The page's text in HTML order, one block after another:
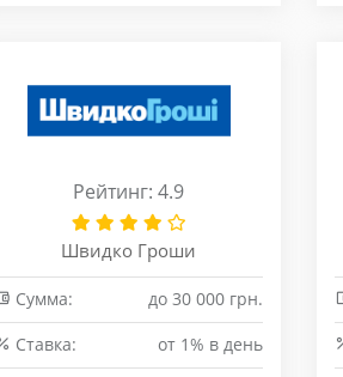
Рейтинг: 4.9
Швидко Гроши
Сумма:
до 30 000 грн.
Cтавка:
от 1% в день